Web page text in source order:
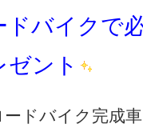
ドバイクで
ント
ードバイク完成